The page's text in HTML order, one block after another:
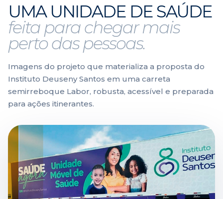
UMA UNIDADE DE SAÚDE
feita para chegar mais
perto das pessoas.
Imagens do projeto que materializa a proposta do
Instituto Deuseny Santos em uma carreta
semirreboque Labor, robusta, acessível e preparada
para ações itinerantes.